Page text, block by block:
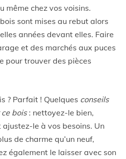
même chez vos voisins.
sont mises au rebut alors
années devant elles. Faire
et des marchés aux puces
pour trouver des pièces
? Parfait ! Quelques conseils
bois: nettoyez-le bien,
le à vos besoins. Un
de charme qu’un neuf,
également le laisser avec son